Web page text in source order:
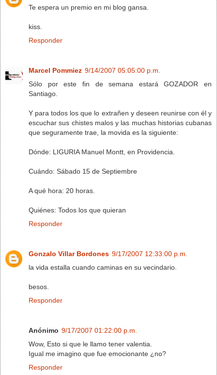
Te espera un premio en mi blog gansa.
kiss.
Responder
Marcel Pommiez 9/14/2007 05:05:00 p.m.
Sólo por este fin de semana estará GOZADOR en
Santiago.
Y para todos los que lo extrañen y deseen reunirse con él y
escuchar sus chistes malos y las muchas historias cubanas
que seguramente trae, la movida es la siguiente:
Dónde: LIGURIA Manuel Montt, en Providencia.
Cuándo: Sábado 15 de Septiembre
A qué hora: 20 horas.
Quiénes: Todos los que quieran
Responder
Gonzalo Villar Bordones 9/17/2007 12:33:00 p.m.
la vida estalla cuando caminas en su vecindario.
besos.
Responder
Anónimo 9/17/2007 01:22:00 p.m.
Wow, Esto si que le llamo tener valentia.
Igual me imagino que fue emocionante ¿no?
Responder